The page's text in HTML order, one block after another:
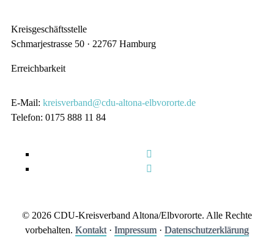
Kreisgeschäftsstelle
Schmarjestrasse 50 · 22767 Hamburg
Erreichbarkeit
E-Mail: kreisverband@cdu-altona-elbvororte.de
Telefon: 0175 888 11 84
© 2026 CDU-Kreisverband Altona/Elbvororte. Alle Rechte
vorbehalten. Kontakt· Impressum · Datenschutzerklärung